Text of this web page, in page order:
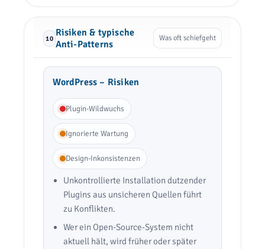
10 Risiken & typische
Anti-Patterns
Was oft schiefgeht
WordPress – Risiken
Plugin-Wildwuchs
Ignorierte Wartung
Design-Inkonsistenzen
Unkontrollierte Installation dutzender
Plugins aus unsicheren Quellen führt
zu Konflikten.
Wer ein Open-Source-System nicht
aktuell hält, wird früher oder später